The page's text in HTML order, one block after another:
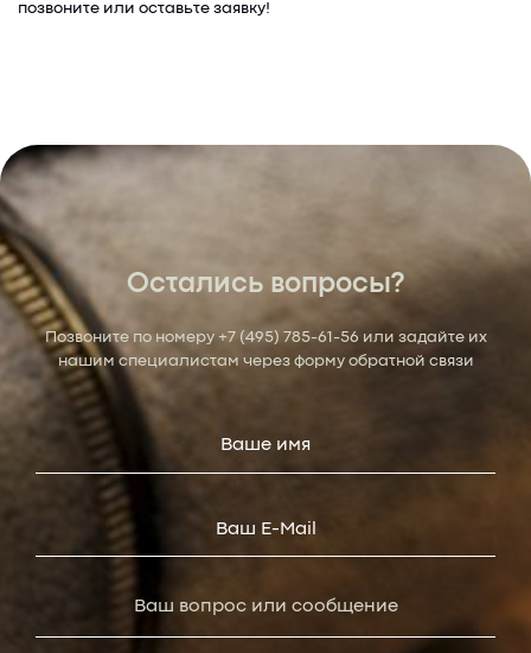
позвоните или оставьте заявку!
Остались вопросы?
Позвоните по номеру +7 (495) 785-61-56 или задайте их
нашим специалистам через форму обратной связи